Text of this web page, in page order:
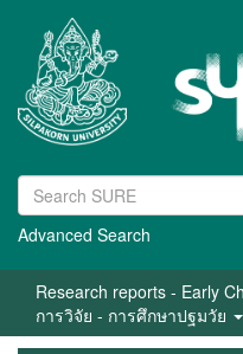
Advanced Search
Research reports - Early
การวิจัย - การศึกษาปฐมวัย